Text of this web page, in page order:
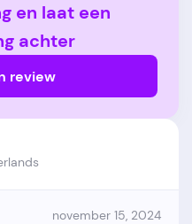
en laat een
achter
review
november 15, 2024